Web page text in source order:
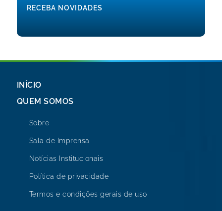
RECEBA NOVIDADES
INÍCIO
QUEM SOMOS
Sobre
Sala de Imprensa
Notícias Institucionais
Política de privacidade
Termos e condições gerais de uso